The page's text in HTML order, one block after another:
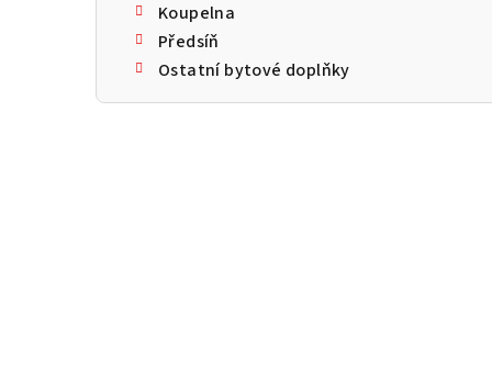
a
Koupelna
Předsíň
Ostatní bytové doplňky